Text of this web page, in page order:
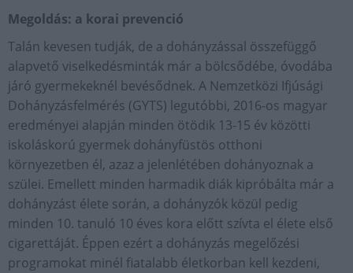
Megoldás: a korai prevenció
Talán kevesen tudják, de a dohányzással összefüggő
alapvető viselkedésminták már a bölcsődébe, óvodába
járó gyermekeknél bevésődnek. A Nemzetközi Ifjúsági
Dohányzásfelmérés (GYTS) legutóbbi, 2016-os magyar
eredményei alapján minden ötödik 13-15 év közötti
iskoláskorú gyermek dohányfüstös otthoni
környezetben él, azaz a jelenlétében dohányoznak a
szülei. Emellett minden harmadik diák kipróbálta már a
dohányzást élete során, a dohányzók közül pedig
minden 10. tanuló 10 éves kora előtt szívta el élete első
cigarettáját. Éppen ezért a dohányzás megelőzési
programokat minél fiatalabb életkorban kell kezdeni,